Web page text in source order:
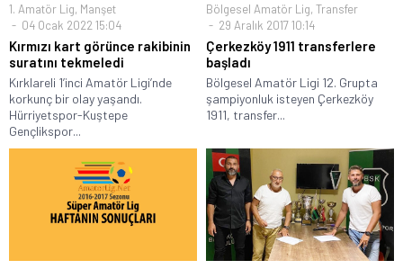
1. Amatör Lig, Manşet
04 Ocak 2022 15:04
Kırmızı kart görünce rakibinin
suratını tekmeledi
Kırklareli 1’inci Amatör Ligi’nde
korkunç bir olay yaşandı.
Hürriyetspor-Kuştepe
Gençlikspor...
Bölgesel Amatör Lig, Transfer
29 Aralık 2017 10:14
Çerkezköy 1911 transferlere
başladı
Bölgesel Amatör Ligi 12. Grupta
şampiyonluk isteyen Çerkezköy
1911, transfer...